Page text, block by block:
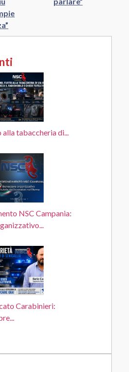
alla tabaccheria di...
NSC Campania:
Carabinieri: